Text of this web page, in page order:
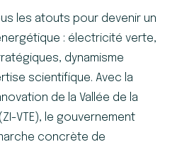
les atouts pour devenir un
: électricité verte,
dynamisme
scientifique. Avec la
de la Vallée de la
VTE), le gouvernement
concrète de